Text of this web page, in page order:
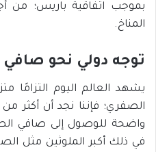
بموجب اتفاقية باريس؛ من
المناخ.
توجه دولي نحو صافي
يشهد العالم اليوم التزامًا
واضحة للوصول إلى صافي
في ذلك أكبر الملوثين مثل